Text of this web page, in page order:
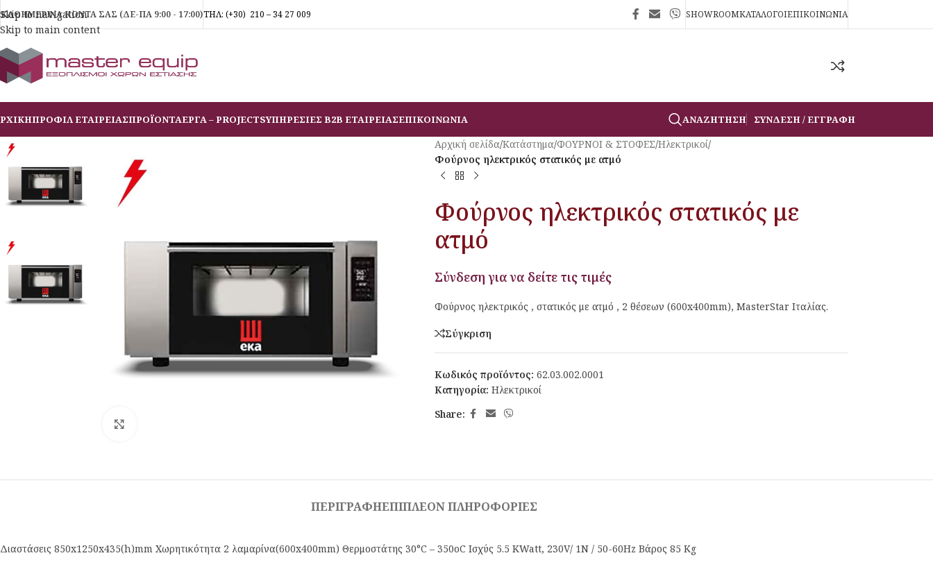
Skip to navigation
Skip to main content
ΚΑΘΗΜΕΡΙΝΑ ΚΟΝΤΑ ΣΑΣ (ΔΕ-ΠΑ 9:00 - 17:00)ΤΗΛ: (+30) 210 – 34 27 009 SHOWROOMΚΑΤΑΛΟΓΟΙΕΠΙΚΟΙΝΩΝΙΑ
ΠΡΟΦΙΛ ΕΤΑΙΡΕΙΑΣΠΡΟΪΟΝΤΑΕΡΓΑ – PROJECTSΥΠΗΡΕΣΙΕΣ B2B ΕΤΑΙΡΕΙΑΣΕΠΙΚΟΙΝΩΝΙΑ ΑΝΑΖΉΤΗΣΗ ΣΎΝΔΕΣΗ / ΕΓΓΡΑΦΉ
Αρχική σελίδα/Κατάστημα/ΦΟΥΡΝΟΙ & ΣΤΟΦΕΣ/Ηλεκτρικοί/
Φούρνος ηλεκτρικός στατικός με ατμό
Φούρνος ηλεκτρικός στατικός με
ατμό
Σύνδεση για να δείτε τις τιμές
Φούρνος ηλεκτρικός , στατικός με ατμό , 2 θέσεων (600x400mm), MasterStar Ιταλίας.
Σύγκριση
Κωδικός προϊόντος: 62.03.002.0001
Κατηγορία: Ηλεκτρικοί
Share:
ΠΕΡΙΓΡΑΦΉΕΠΙΠΛΈΟΝ ΠΛΗΡΟΦΟΡΊΕΣ
Διαστάσεις 850x1250x435(h)mm Χωρητικότητα 2 λαμαρίνα(600x400mm) Θερμοστάτης 30°C – 350oC Ισχύς 5.5 KWatt, 230V/ 1N / 50-60Hz Βάρος 85 Kg